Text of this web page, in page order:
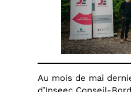
Au mois de mai